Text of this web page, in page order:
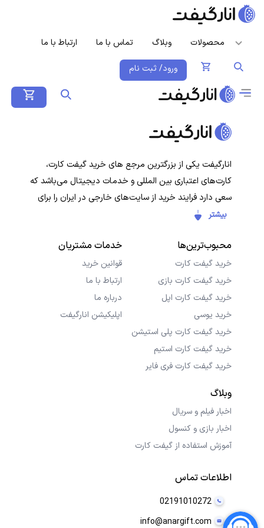
محصولات وبلاگ تماس با ما ارتباط با ما
ورود/ ثبت نام
انارگیفت یکی از بزرگترین مرجع های خرید گیفت کارت،
کارت‌های اعتباری بین المللی و خدمات دیجیتال می‌باشد که
سعی دارد فرایند خرید از سایت‌های خارجی در ایران را برای
کاربران ایرانی ساده‌تر کند. هدف ما ارائه تجربه‌ای سریع، امن و
کاربران با خیال راحت خرید کنند و در کمترین زمان دریافت
کنند.
بیشتر
محبوب‌ترین‌ها
خرید گیفت کارت
خرید گیفت کارت بازی
خرید گیفت کارت اپل
خرید یوسی
خرید گیفت کارت پلی استیشن
خرید گیفت کارت استیم
خرید گیفت کارت فری فایر
خدمات مشتریان
قوانین خرید
ارتباط با ما
درباره ما
اپلیکیشن انارگیفت
وبلاگ
اخبار فیلم و سریال
اخبار بازی و کنسول
آموزش استفاده از گیفت کارت
اطلاعات تماس
02191010272
info@anargift.com